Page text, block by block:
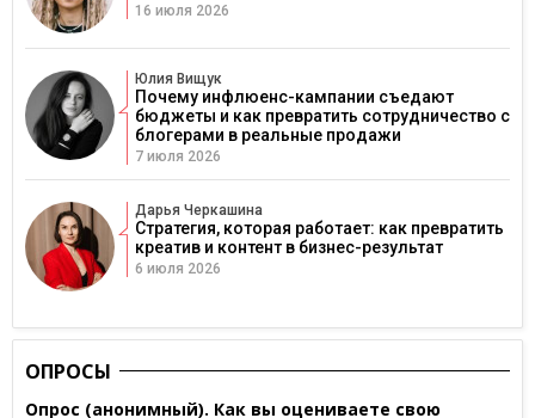
16 июля 2026
Юлия Вищук
Почему инфлюенс-кампании съедают
бюджеты и как превратить сотрудничество с
блогерами в реальные продажи
7 июля 2026
Дарья Черкашина
Стратегия, которая работает: как превратить
креатив и контент в бизнес-результат
6 июля 2026
ОПРОСЫ
Опрос (анонимный). Как вы оцениваете свою